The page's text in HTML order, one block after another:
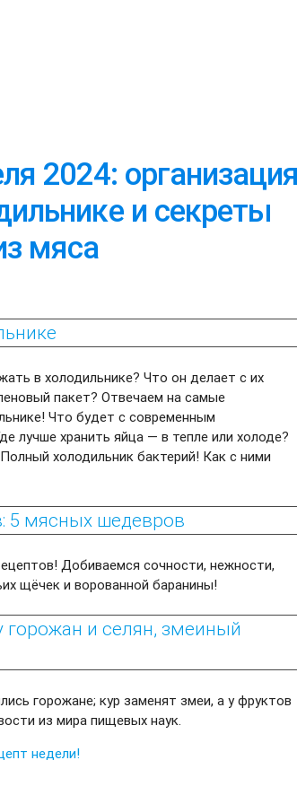
2024:
и секреты
мяса
в холодильнике? Что он делает с их
пакет? Отвечаем на самые
Что будет с современным
лучше хранить яйца — в тепле или холоде?
холодильник бактерий! Как с ними
5 мясных шедевров
Добиваемся сочности, нежности,
щёчек и ворованной баранины!
горожан и селян, змеиный
горожане; кур заменят змеи, а у фруктов
из мира пищевых наук.
недели!